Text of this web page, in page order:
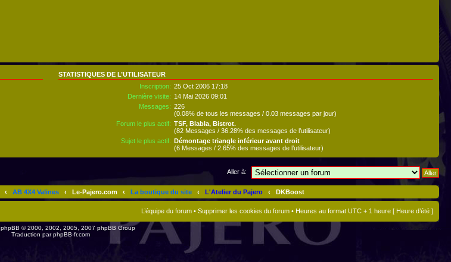
STATISTIQUES DE L’UTILISATEUR
Inscription: 25 Oct 2006 17:18
Dernière visite: 14 Mai 2026 09:01
Messages: 226
(0.08% de tous les messages / 0.03 messages par jour)
Forum le plus actif: TSF, Blabla, Bistrot.
(82 Messages / 36.28% des messages de l’utilisateur)
Sujet le plus actif: Démontage triangle inférieur avant droit
(6 Messages / 2.65% des messages de l’utilisateur)
Aller à:
‹ AB 4X4 Valines ‹ Le-Pajero.com ‹ La boutique du site ‹ L'Atelier du Pajero ‹ DKBoost
L’équipe du forum • Supprimer les cookies du forum • Heures au format UTC + 1 heure [ Heure d’été ]
phpBB © 2000, 2002, 2005, 2007 phpBB Group
Traduction parphpBB-fr.com